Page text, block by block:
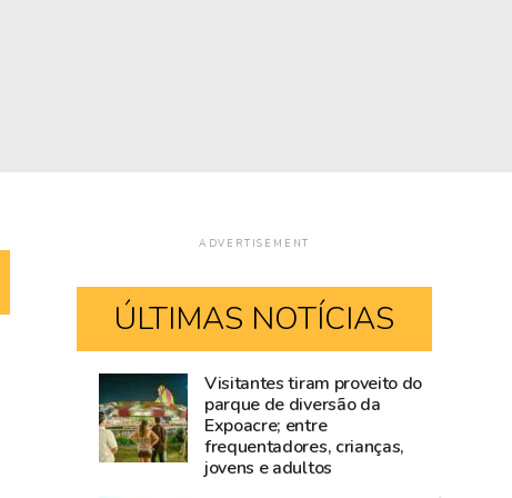
ADVERTISEMENT
ÚLTIMAS NOTÍCIAS
Mailza
tieta
Ana
Blog
do
Accioly:
Visitantes tiram proveito do
parque de diversão da
Expoacre; entre
frequentadores, crianças,
jovens e adultos